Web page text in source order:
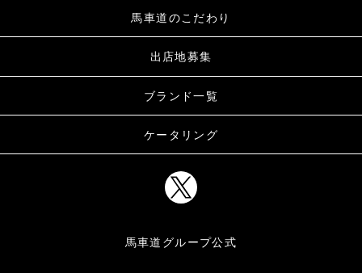
馬車道のこだわり
出店地募集
ブランド一覧
ケータリング
馬車道グループ公式